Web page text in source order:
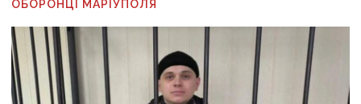
ОБОРОНЦІ МАРІУПОЛЯ